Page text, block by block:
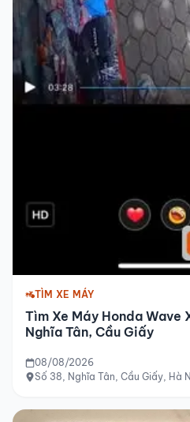
TÌM XE MÁY
Tìm Xe Máy Honda Wave
Nghĩa Tân, Cầu Giấy
08/08/2026
Số 38, Nghĩa Tân, Cầu Giấy, Hà